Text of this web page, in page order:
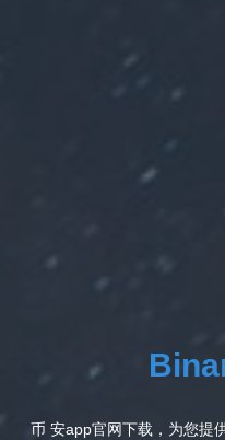
币 安app官网下载，为您提